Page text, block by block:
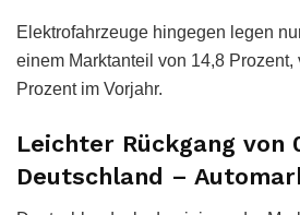
Elektrofahrzeuge hingegen legen
einem Marktanteil von 14,8 Prozent,
Prozent im Vorjahr.
Leichter Rückgang von
Deutschland –